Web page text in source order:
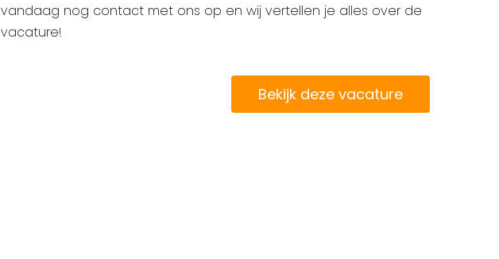
vandaag nog contact met ons op en wij vertellen je alles over de
vacature!
Bekijk deze vacature